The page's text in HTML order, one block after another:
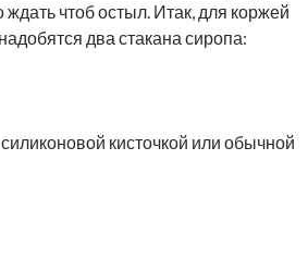
ждать чтоб остыл. Итак, для коржей
два стакана сиропа:
кисточкой или обычной